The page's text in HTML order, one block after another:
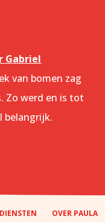
Gabriel
van bomen zag
Zo werd en is tot
belangrijk.
DIENSTEN OVER PAULA